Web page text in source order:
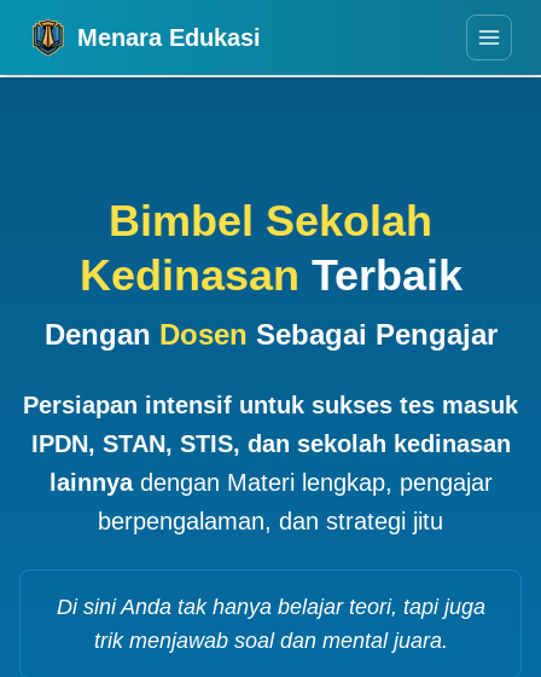
Menara Edukasi
Bimbel Sekolah
Kedinasan Terbaik
Dengan Dosen Sebagai Pengajar
Persiapan intensif untuk sukses tes masuk
IPDN, STAN, STIS, dan sekolah kedinasan
lainnya dengan Materi lengkap, pengajar
berpengalaman, dan strategi jitu
Di sini Anda tak hanya belajar teori, tapi juga
trik menjawab soal dan mental juara.